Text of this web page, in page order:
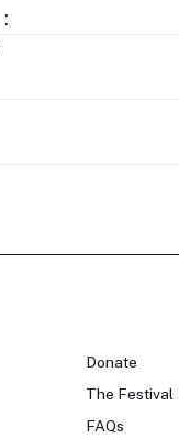
:
Donate
The Festival
FAQs